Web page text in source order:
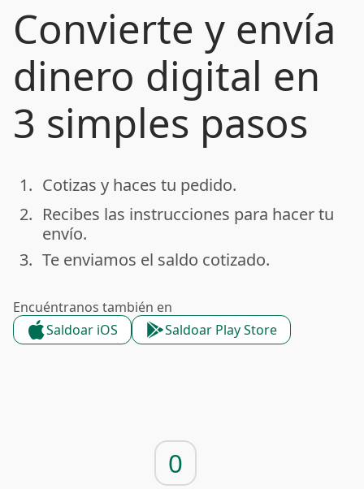
Convierte y envía
dinero digital en
3 simples pasos
done
1. Cotizas y haces tu pedido.
done
2. Recibes las instrucciones para hacer tu
envío.
done
3. Te enviamos el saldo cotizado.
Encuéntranos también en
Saldoar iOS
Saldoar Play Store
0